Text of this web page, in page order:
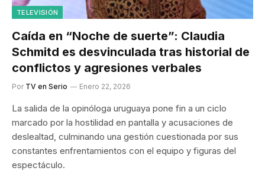
TELEVISIÓN
Caída en “Noche de suerte”: Claudia
Schmitd es desvinculada tras historial de
conflictos y agresiones verbales
Por TV en Serio Enero 22, 2026
La salida de la opinóloga uruguaya pone fin a un ciclo
marcado por la hostilidad en pantalla y acusaciones de
deslealtad, culminando una gestión cuestionada por sus
constantes enfrentamientos con el equipo y figuras del
espectáculo.